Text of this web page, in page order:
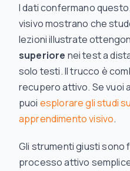
I dati confermano
visivo mostrano che
lezioni illustrate
superiore nei test a
solo testi. Il trucco è
recupero attivo. Se vuoi
puoi esplorare gli studi
apprendimento visivo.
Gli strumenti giusti
processo attivo